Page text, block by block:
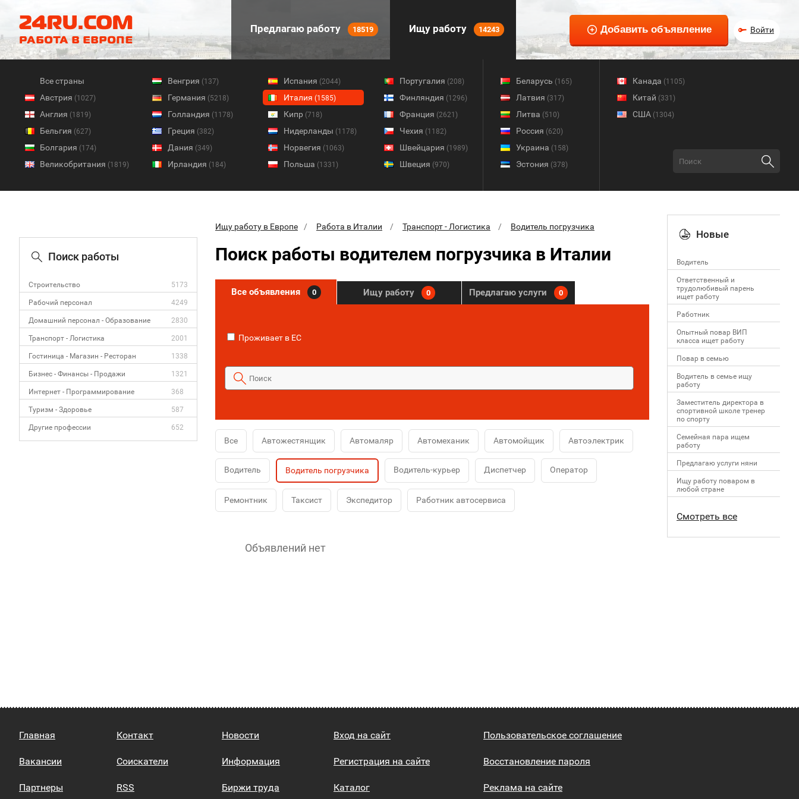
Предлагаю работу 18519 Ищу работу 14243 Войти
Все страны
Австрия (1027)
Англия (1819)
Бельгия (627)
Болгария (174)
Великобритания (1819)
Венгрия (137)
Германия (5218)
Голландия (1178)
Греция (382)
Дания (349)
Ирландия (184)
Испания (2044)
Италия (1585)
Кипр (718)
Нидерланды (1178)
Норвегия (1063)
Польша (1331)
Португалия (208)
Финляндия (1296)
Франция (2621)
Чехия (1182)
Швейцария (1989)
Швеция (970)
Беларусь (165)
Латвия (317)
Литва (510)
Россия (620)
Украина (158)
Эстония (378)
Канада (1105)
Китай (331)
США (1304)
Поиск работы
Строительство 5173
Рабочий персонал 4249
Домашний персонал - Образование 2830
Транспорт - Логистика 2001
Гостиница - Магазин - Ресторан 1338
Бизнес - Финансы - Продажи 1321
Интернет - Программирование 368
Туризм - Здоровье 587
Другие профессии 652
Ищу работу в Европе Работа в Италии Транспорт - Логистика Водитель погрузчика
Поиск работы водителем погрузчика в Италии
Все объявления 0 Ищу работу 0 Предлагаю услуги 0
Проживает в ЕС
Все Автожестянщик Автомаляр Автомеханик Автомойщик Автоэлектрик
Водитель Водитель погрузчика Водитель-курьер Диспетчер Оператор
Ремонтник Таксист Экспедитор Работник автосервиса
Объявлений нет
Новые
Водитель
Ответственный и
трудолюбивый парень
ищет работу
Работник
Опытный повар ВИП
класса ищет работу
Повар в семью
Водитель в семье ищу
работу
Заместитель директора в
спортивной школе тренер
по спорту
Семейная пара ищем
работу
Предлагаю услуги няни
Ищу работу поваром в
любой стране
Смотреть все
Главная
Вакансии
Партнеры
Контакт
Соискатели
RSS
Новости
Информация
Биржи труда
Вход на сайт
Регистрация на сайте
Каталог
Пользовательское соглашение
Восстановление пароля
Реклама на сайте